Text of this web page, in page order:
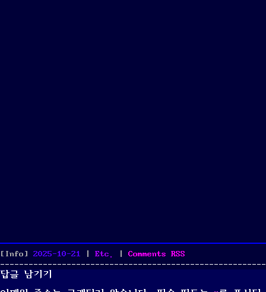
[Info] Posted
on
2025-10-21 Categories
Etc. Comments RSS
답글 남기기